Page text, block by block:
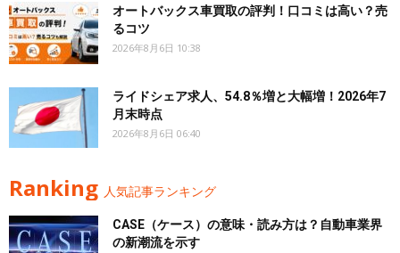
オートバックス車買取の評判！口コミは高い？売
るコツ
2026年8月6日 10:38
ライドシェア求人、54.8％増と大幅増！2026年7
月末時点
2026年8月6日 06:40
Ranking 人気記事ランキング
CASE（ケース）の意味・読み方は？自動車業界
の新潮流を示す